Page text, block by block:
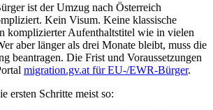
ist der Umzug nach Österreich
Kein Visum. Keine klassische
komplizierter Aufenthaltstitel wie in vielen
aber länger als drei Monate bleibt, muss die
beantragen. Die Frist und Voraussetzungen
migration.gv.at für EU-/EWR-Bürger.
ersten Schritte meist so: